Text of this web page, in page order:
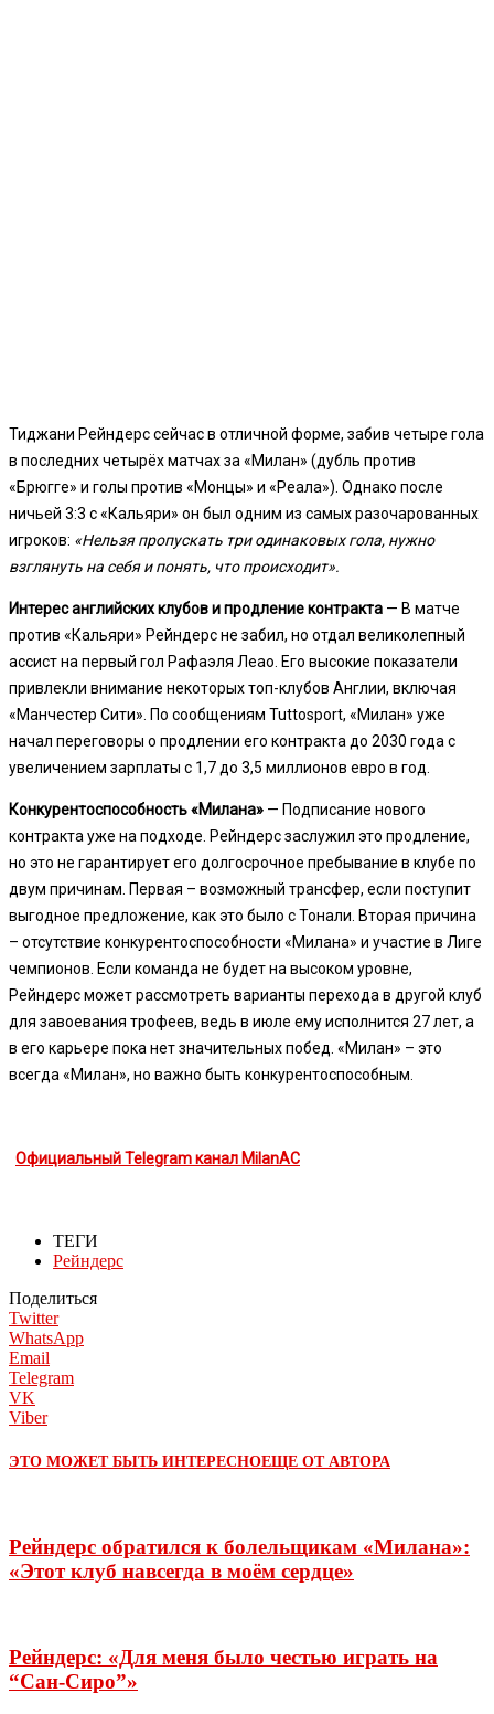
Тиджани Рейндерс сейчас в отличной форме, забив четыре гола
в последних четырёх матчах за «Милан» (дубль против
«Брюгге» и голы против «Монцы» и «Реала»). Однако после
ничьей 3:3 с «Кальяри» он был одним из самых разочарованных
игроков: «Нельзя пропускать три одинаковых гола, нужно
взглянуть на себя и понять, что происходит».
Интерес английских клубов и продление контракта — В матче
против «Кальяри» Рейндерс не забил, но отдал великолепный
ассист на первый гол Рафаэля Леао. Его высокие показатели
привлекли внимание некоторых топ-клубов Англии, включая
«Манчестер Сити». По сообщениям Tuttosport, «Милан» уже
начал переговоры о продлении его контракта до 2030 года с
увеличением зарплаты с 1,7 до 3,5 миллионов евро в год.
Конкурентоспособность «Милана» — Подписание нового
контракта уже на подходе. Рейндерс заслужил это продление,
но это не гарантирует его долгосрочное пребывание в клубе по
двум причинам. Первая – возможный трансфер, если поступит
выгодное предложение, как это было с Тонали. Вторая причина
– отсутствие конкурентоспособности «Милана» и участие в Лиге
чемпионов. Если команда не будет на высоком уровне,
Рейндерс может рассмотреть варианты перехода в другой клуб
для завоевания трофеев, ведь в июле ему исполнится 27 лет, а
в его карьере пока нет значительных побед. «Милан» – это
всегда «Милан», но важно быть конкурентоспособным.
Официальный Telegram канал MilanAC
ТЕГИ
Рейндерс
Поделиться
Twitter
WhatsApp
Email
Telegram
VK
Viber
ЭТО МОЖЕТ БЫТЬ ИНТЕРЕСНОЕЩЕ ОТ АВТОРА
Рейндерс обратился к болельщикам «Милана»:
«Этот клуб навсегда в моём сердце»
Рейндерс: «Для меня было честью играть на
“Сан-Сиро”»